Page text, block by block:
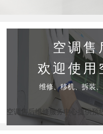
空调售
欢迎使用
维修、移机、拆装
空调售后维修服务中心提供预